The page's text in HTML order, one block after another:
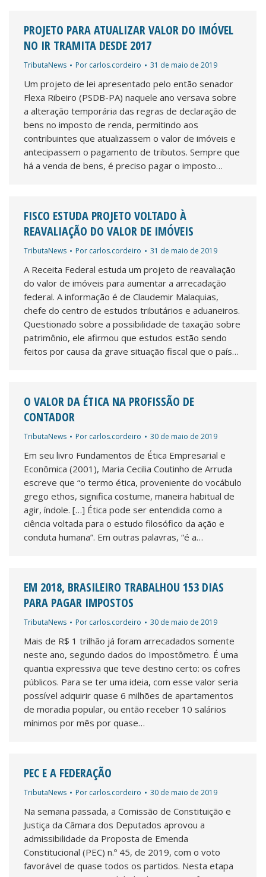
PROJETO PARA ATUALIZAR VALOR DO IMÓVEL
NO IR TRAMITA DESDE 2017
TributaNews Por carlos.cordeiro 31 de maio de 2019
Um projeto de lei apresentado pelo então senador
Flexa Ribeiro (PSDB-PA) naquele ano versava sobre
a alteração temporária das regras de declaração de
bens no imposto de renda, permitindo aos
contribuintes que atualizassem o valor de imóveis e
antecipassem o pagamento de tributos. Sempre que
há a venda de bens, é preciso pagar o imposto…
FISCO ESTUDA PROJETO VOLTADO À
REAVALIAÇÃO DO VALOR DE IMÓVEIS
TributaNews Por carlos.cordeiro 31 de maio de 2019
A Receita Federal estuda um projeto de reavaliação
do valor de imóveis para aumentar a arrecadação
federal. A informação é de Claudemir Malaquias,
chefe do centro de estudos tributários e aduaneiros.
Questionado sobre a possibilidade de taxação sobre
patrimônio, ele afirmou que estudos estão sendo
feitos por causa da grave situação fiscal que o país…
O VALOR DA ÉTICA NA PROFISSÃO DE
CONTADOR
TributaNews Por carlos.cordeiro 30 de maio de 2019
Em seu livro Fundamentos de Ética Empresarial e
Econômica (2001), Maria Cecilia Coutinho de Arruda
escreve que “o termo ética, proveniente do vocábulo
grego ethos, significa costume, maneira habitual de
agir, índole. […] Ética pode ser entendida como a
ciência voltada para o estudo filosófico da ação e
conduta humana”. Em outras palavras, “é a…
EM 2018, BRASILEIRO TRABALHOU 153 DIAS
PARA PAGAR IMPOSTOS
TributaNews Por carlos.cordeiro 30 de maio de 2019
Mais de R$ 1 trilhão já foram arrecadados somente
neste ano, segundo dados do Impostômetro. É uma
quantia expressiva que teve destino certo: os cofres
públicos. Para se ter uma ideia, com esse valor seria
possível adquirir quase 6 milhões de apartamentos
de moradia popular, ou então receber 10 salários
mínimos por mês por quase…
PEC E A FEDERAÇÃO
TributaNews Por carlos.cordeiro 30 de maio de 2019
Na semana passada, a Comissão de Constituição e
Justiça da Câmara dos Deputados aprovou a
admissibilidade da Proposta de Emenda
Constitucional (PEC) n.º 45, de 2019, com o voto
favorável de quase todos os partidos. Nesta etapa